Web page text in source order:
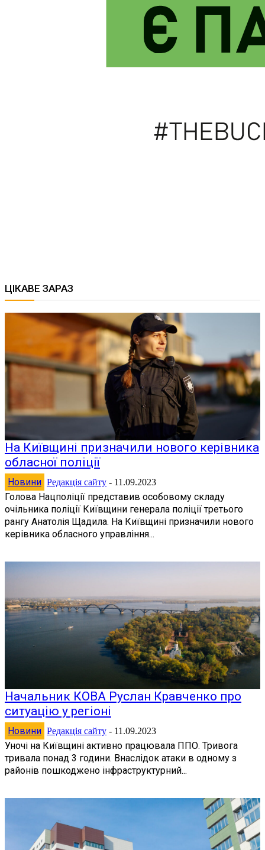
ЦІКАВЕ ЗАРАЗ
На Київщині призначили нового керівника
обласної поліції
Новини Редакція сайту - 11.09.2023
Голова Нацполіції представив особовому складу
очільника поліції Київщини генерала поліції третього
рангу Анатолія Щадила. На Київщині призначили нового
керівника обласного управління...
Начальник КОВА Руслан Кравченко про
ситуацію у регіоні
Новини Редакція сайту - 11.09.2023
Уночі на Київщині активно працювала ППО. Тривога
тривала понад 3 години. Внаслідок атаки в одному з
районів пошкоджено інфраструктурний...